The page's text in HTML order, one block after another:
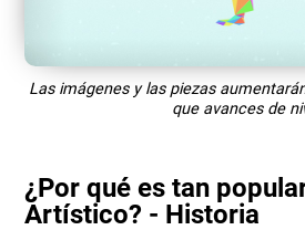
Las imágenes y las piezas
que avances de
¿Por qué es tan
Artístico? - Historia